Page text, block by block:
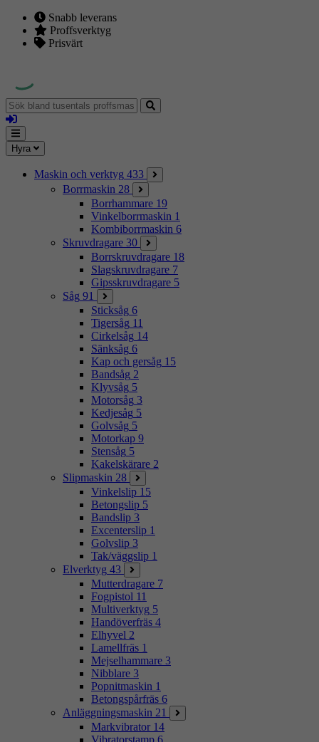
Snabb leverans
Proffsverktyg
Prisvärt
Sök
bland
tusentals
proffsmaskiner
Logga
in
Mina
sidor
Meny
Hyra
Maskin och verktyg 433
Borrmaskin 28
Borrhammare 19
Vinkelborrmaskin 1
Kombiborrmaskin 6
Skruvdragare 30
Borrskruvdragare 18
Slagskruvdragare 7
Gipsskruvdragare 5
Såg 91
Sticksåg 6
Tigersåg 11
Cirkelsåg 14
Sänksåg 6
Kap och gersåg 15
Bandsåg 2
Klyvsåg 5
Motorsåg 3
Kedjesåg 5
Golvsåg 5
Motorkap 9
Stensåg 5
Kakelskärare 2
Slipmaskin 28
Vinkelslip 15
Betongslip 5
Bandslip 3
Excenterslip 1
Golvslip 3
Tak/väggslip 1
Elverktyg 43
Mutterdragare 7
Fogpistol 11
Multiverktyg 5
Handöverfräs 4
Elhyvel 2
Lamellfräs 1
Mejselhammare 3
Nibblare 3
Popnitmaskin 1
Betongspårfräs 6
Anläggningsmaskin 21
Markvibrator 14
Vibratorstamp 6